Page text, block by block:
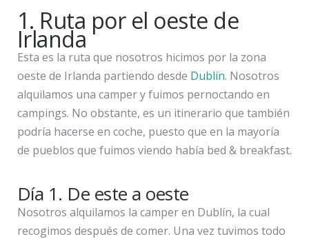
1. Ruta por el oeste de
Irlanda
Esta es la ruta que nosotros hicimos por la zona
oeste de Irlanda partiendo desde Dublín. Nosotros
alquilamos una camper y fuimos pernoctando en
campings. No obstante, es un itinerario que también
podría hacerse en coche, puesto que en la mayoría
de pueblos que fuimos viendo había bed & breakfast.
Día 1. De este a oeste
Nosotros alquilamos la camper en Dublín, la cual
recogimos después de comer. Una vez tuvimos todo